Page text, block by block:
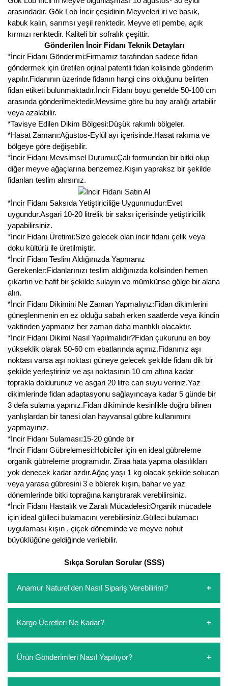
arasındadır. Gök Lob İncir çeşidinin Meyveleri iri ve basık,
kabuk kalın, sarımsı yeşil renktedir. Meyve eti pembe, açık
kırmızı renktedir. Kaliteli bir sofralık çeşittir.
Gönderilen İncir Fidanı Teknik Detayları
*İncir Fidanı Gönderimi:Firmamız tarafından sadece fidan
göndermek için üretilen orjinal patentli fidan kolisinde gönderim
yapılır.Fidanının üzerinde fidanın hangi cins olduğunu belirten
fidan etiketi bulunmaktadır.İncir Fidanı boyu genelde 50-100 cm
arasında gönderilmektedir.Mevsime göre bu boy aralığı artabilir
veya azalabilir.
*Tavisye Edilen Dikim Bölgesi:Düşük rakımlı bölgeler.
*Hasat Zamanı:Ağustos-Eylül ayı içerisinde.Hasat rakıma ve
bölgeye göre değişebilir.
*İncir Fidanı Mevsimsel Durumu:Çalı formundan bir bitki olup
diğer meyve ağaçlarına benzemez.Kışın yapraksz bir şekilde
fidanları teslim alırsınız.
*İncir Fidanı Saksıda Yetiştiriciliğe Uygunmudur:Evet
uygundur.Asgari 10-20 litrelik bir saksı içerisinde yetiştiricilik
yapabilirsiniz.
*İncir Fidanı Üretimi:Size gelecek olan incir fidanı çelik veya
doku kültürü ile üretilmiştir.
*İncir Fidanı Teslim Aldığınızda Yapmanız
Gerekenler:Fidanlarınızı teslim aldığınızda kolisinden hemen
çıkartın ve hafif bir şekilde sulayın ve mümkünse gölge bir alana
alın.
*İncir Fidanı Dikimini Ne Zaman Yapmalıyız:Fidan dikimlerini
güneşlenmenin en ez olduğu sabah erken saatlerde veya ikindin
vaktinden yapmanız her zaman daha mantıklı olacaktır.
*İncir Fidanı Dikimi Nasıl Yapılmalıdır?Fidan çukurunu en boy
yükseklik olarak 50-60 cm ebatlarında açınız.Fidanınız aşı
noktası varsa aşı noktası güneye gelecek şekilde fidanı dik bir
şekilde yerleştiriniz ve aşı noktasının 10 cm altına kadar
toprakla doldurunuz ve asgari 20 litre can suyu veriniz.Yaz
dikimlerinde fidan adaptasyonu sağlayıncaya kadar 5 günde bir
3 defa sulama yapınız.Fidan dikiminde kesinlikle doğru bilinen
yanlışlardan bir tanesi olan hayvansal gübre kullanımını
yapmayınız.
*İncir Fidanı Sulaması:15-20 günde bir
*İncir Fidanı Gübrelemesi:Hobiciler için en ideal gübreleme
organik gübreleme programıdır. Ziraa hata yapma olasılıkları
yok denecek kadar azdır.Ağaç yaşı 1 kg olacak şekilde solucan
veya yarasa gübresini 3 e bölerek kışın, bahar ve yaz
dönemlerinde bitki toprağına karıştırarak verebilirsiniz.
*İncir Fidanı Hastalık ve Zaralı Mücadelesi:Organik mücadele
için ideal gülleci bulamacını verebilirsiniz.Gülleci bulamacı
uygulaması kışın , çiçek döneminde ve meyve nohut
büyüklüğüne geldiğinde verilebilir.
Sıkça Sorulan Sorular (SSS)
Anamur Naturel'den Nasıl Sipariş Verebilirim?
oluşturarak,iletişim numaralarımızdan bizi arayarak veya
whatsapp hattımızdan bizlere isteklerinizi yazarak sipariş
ödemelerini sipariş verdikten sonra havale/eft veya sipariş
Kargo Ücretleri Ne Kadar?
etmeyin diye 1500 lira ve üzerindeki siparişlerinizde
kargoyu biz karşılıyoruz. 1500 Lira altında kalan
Ürün Gönderimleri Nasıl Yapılıyor?
Goji Berry Fidanı
Hünnap Fidanı
İncir Fidanı
Kapari Gebre Otu Fidanı
Kayısı Fidanı
Keçiboynuzu Fidanı
Kestane Fidanı
Kiraz Fidanı
Kivi Fidanı
Kızılcık Fidanı
Kuşburnu Fidanı
Liçi Fidanı
Longan Fidanı
Malta Eriği Fidanı
Mango Fidanı
Melez Meyveler
Murt Fidanı
Muşmula Fidanı
Muz Fidanı
Nadir Çeşit Meyveler
Nar Fidanı
Narenciye Fidanları
Nektarin Fidanı
Pepino Fidanı
Trabzon Hurması Fidanı
Üzüm Fidanı